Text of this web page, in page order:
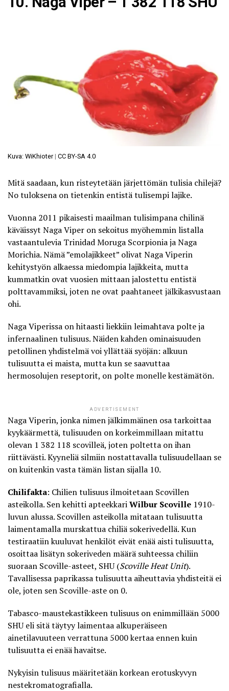
Kuva: WiKhioter| CC BY-SA 4.0
Mitä saadaan, kun risteytetään järjettömän tulisia chilejä?
No tuloksena on tietenkin entistä tulisempi lajike.
Vuonna 2011 pikaisesti maailman tulisimpana chilinä
käväissyt Naga Viper on sekoitus myöhemmin listalla
vastaantulevia Trinidad Moruga Scorpionia ja Naga
Morichia. Nämä ”emolajikkeet” olivat Naga Viperin
kehitystyön alkaessa miedompia lajikkeita, mutta
kummatkin ovat vuosien mittaan jalostettu entistä
polttavammiksi, joten ne ovat paahtaneet jälkikasvustaan
ohi.
Naga Viperissa on hitaasti liekkiin leimahtava polte ja
infernaalinen tulisuus. Näiden kahden ominaisuuden
petollinen yhdistelmä voi yllättää syöjän: alkuun
tulisuutta ei maista, mutta kun se saavuttaa
hermosolujen reseptorit, on polte monelle kestämätön.
ADVERTISEMENT
Naga Viperin, jonka nimen jälkimmäinen osa tarkoittaa
kyykäärmettä, tulisuuden on korkeimmillaan mitattu
olevan 1 382 118 scovilleä, joten poltetta on ihan
riittävästi. Kyyneliä silmiin nostattavalla tulisuudellaan se
on kuitenkin vasta tämän listan sijalla 10.
Chilifakta: Chilien tulisuus ilmoitetaan Scovillen
asteikolla. Sen kehitti apteekkariWilbur Scoville 1910-
luvun alussa. Scovillen asteikolla mitataan tulisuutta
laimentamalla murskattua chiliä sokerivedellä. Kun
testiraatiin kuuluvat henkilöt eivät enää aisti tulisuutta,
osoittaa lisätyn sokeriveden määrä suhteessa chiliin
suoraan Scoville-asteet, SHU (Scoville Heat Unit).
Tavallisessa paprikassa tulisuutta aiheuttavia yhdisteitä ei
ole, joten sen Scoville-aste on 0.
Tabasco-maustekastikkeen tulisuus on enimmillään 5000
SHU eli sitä täytyy laimentaa alkuperäiseen
ainetilavuuteen verrattuna 5000 kertaa ennen kuin
tulisuutta ei enää havaitse.
Nykyisin tulisuus määritetään korkean erotuskyvyn
nestekromatografialla.